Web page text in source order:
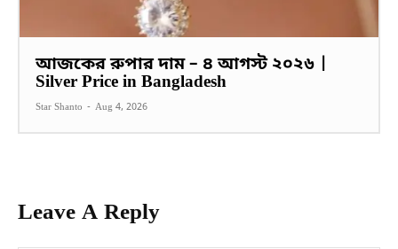
আজকের রুপার দাম – ৪ আগস্ট ২০২৬ |
Silver Price in Bangladesh
Star Shanto - Aug 4, 2026
Leave A Reply